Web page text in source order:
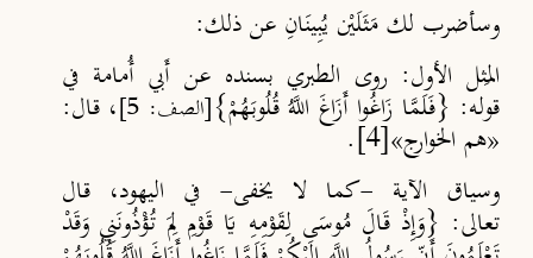
وسأضرب لك مَثَلَيْن يُبِينَانِ عن ذلك:
المَثل الأول: روى الطبري بسنده عن أَبي أُمامة في
قوله: {فَلَمَّا زَاغُوا أَزَاغَ اللَّهُ قُلُوبَهُمْ}[الصف: 5] ، قال:
«هم الخوارج»[4]
.
وسياق الآية -كما لا يخفى- في اليهود، قال
تعالى: {وَإِذْ قَالَ مُوسَى لِقَوْمِهِ يَا قَوْمِ لِمَ تُؤْذُونَنِي وَقَدْ